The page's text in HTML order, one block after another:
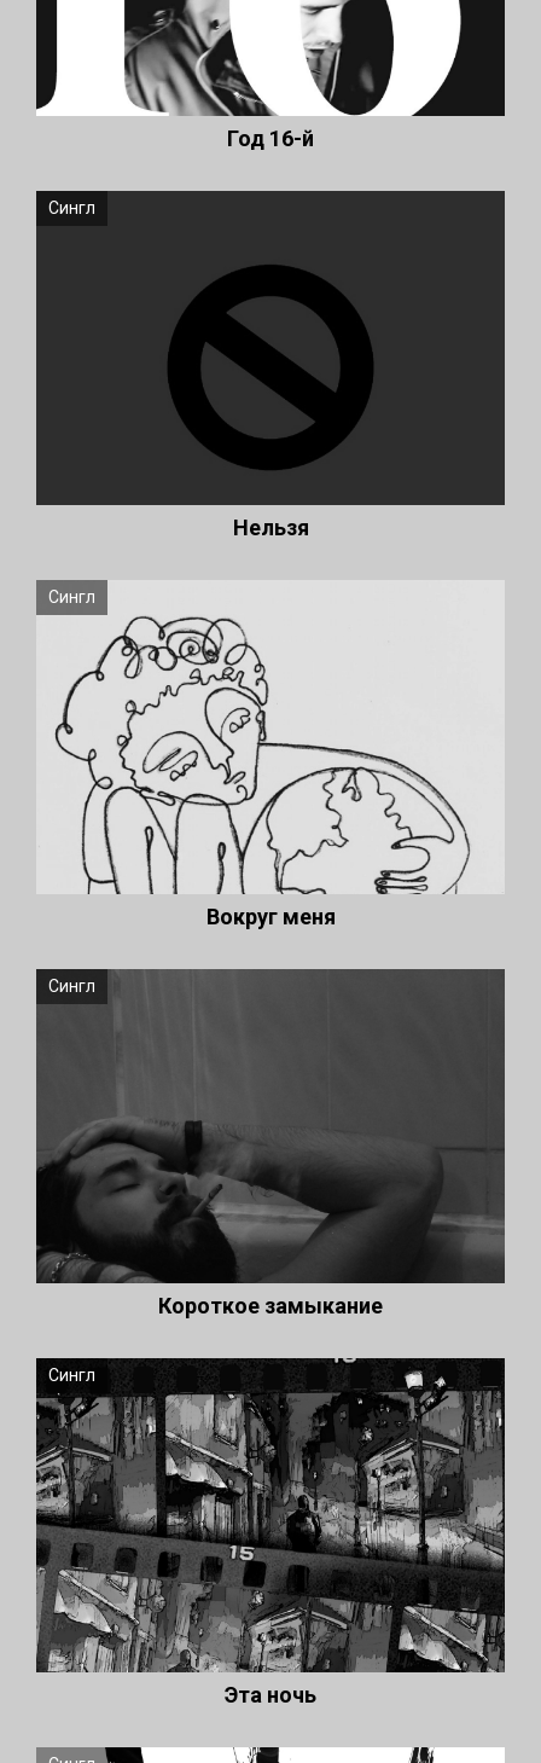
Год 16-й
Сингл
Нельзя
Сингл
Вокруг меня
Сингл
Короткое замыкание
Сингл
Эта ночь